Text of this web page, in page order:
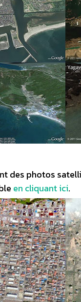
des photos
en cliquant ici.